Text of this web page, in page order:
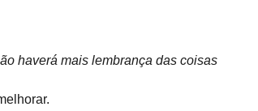
haverá mais lembrança das coisas